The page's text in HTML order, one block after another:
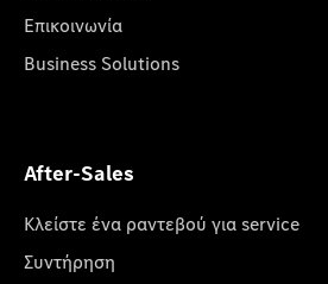
Επικοινωνία
Business Solutions
After-Sales
Κλείστε ένα ραντεβού για service
Συντήρηση